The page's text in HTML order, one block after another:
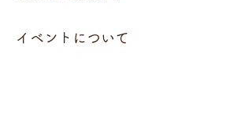
イベントについて